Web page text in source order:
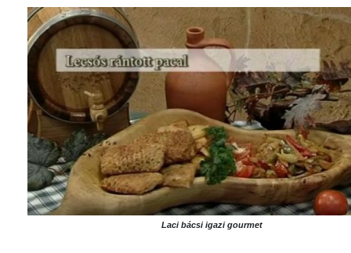
Laci bácsi igazi gourmet